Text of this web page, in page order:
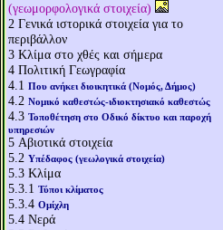
(γεωμορφολογικά στοιχεία)
2 Γενικά ιστορικά στοιχεία για το
περιβάλλον
3 Κλίμα στο χθές και σήμερα
4 Πολιτική Γεωγραφία
4.1 Που ανήκει διοικητικά (Νομός, Δήμος)
4.2 Νομικό καθεστώς-ιδιοκτησιακό καθεστώς
4.3 Τοποθέτηση στο Οδικό δίκτυο και παροχή
υπηρεσιών
5 Αβιοτικά στοιχεία
5.2 Υπέδαφος (γεωλογικά στοιχεία)
5.3 Κλίμα
5.3.1 Τύποι κλίματος
5.3.4 Ομίχλη
5.4 Νερά